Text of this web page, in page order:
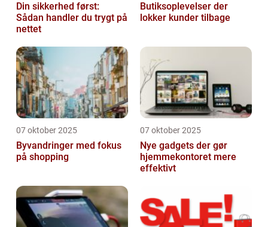
Din sikkerhed først:
Sådan handler du trygt på
nettet
Butiksoplevelser der
lokker kunder tilbage
07 oktober 2025
Byvandringer med fokus
på shopping
07 oktober 2025
Nye gadgets der gør
hjemmekontoret mere
effektivt